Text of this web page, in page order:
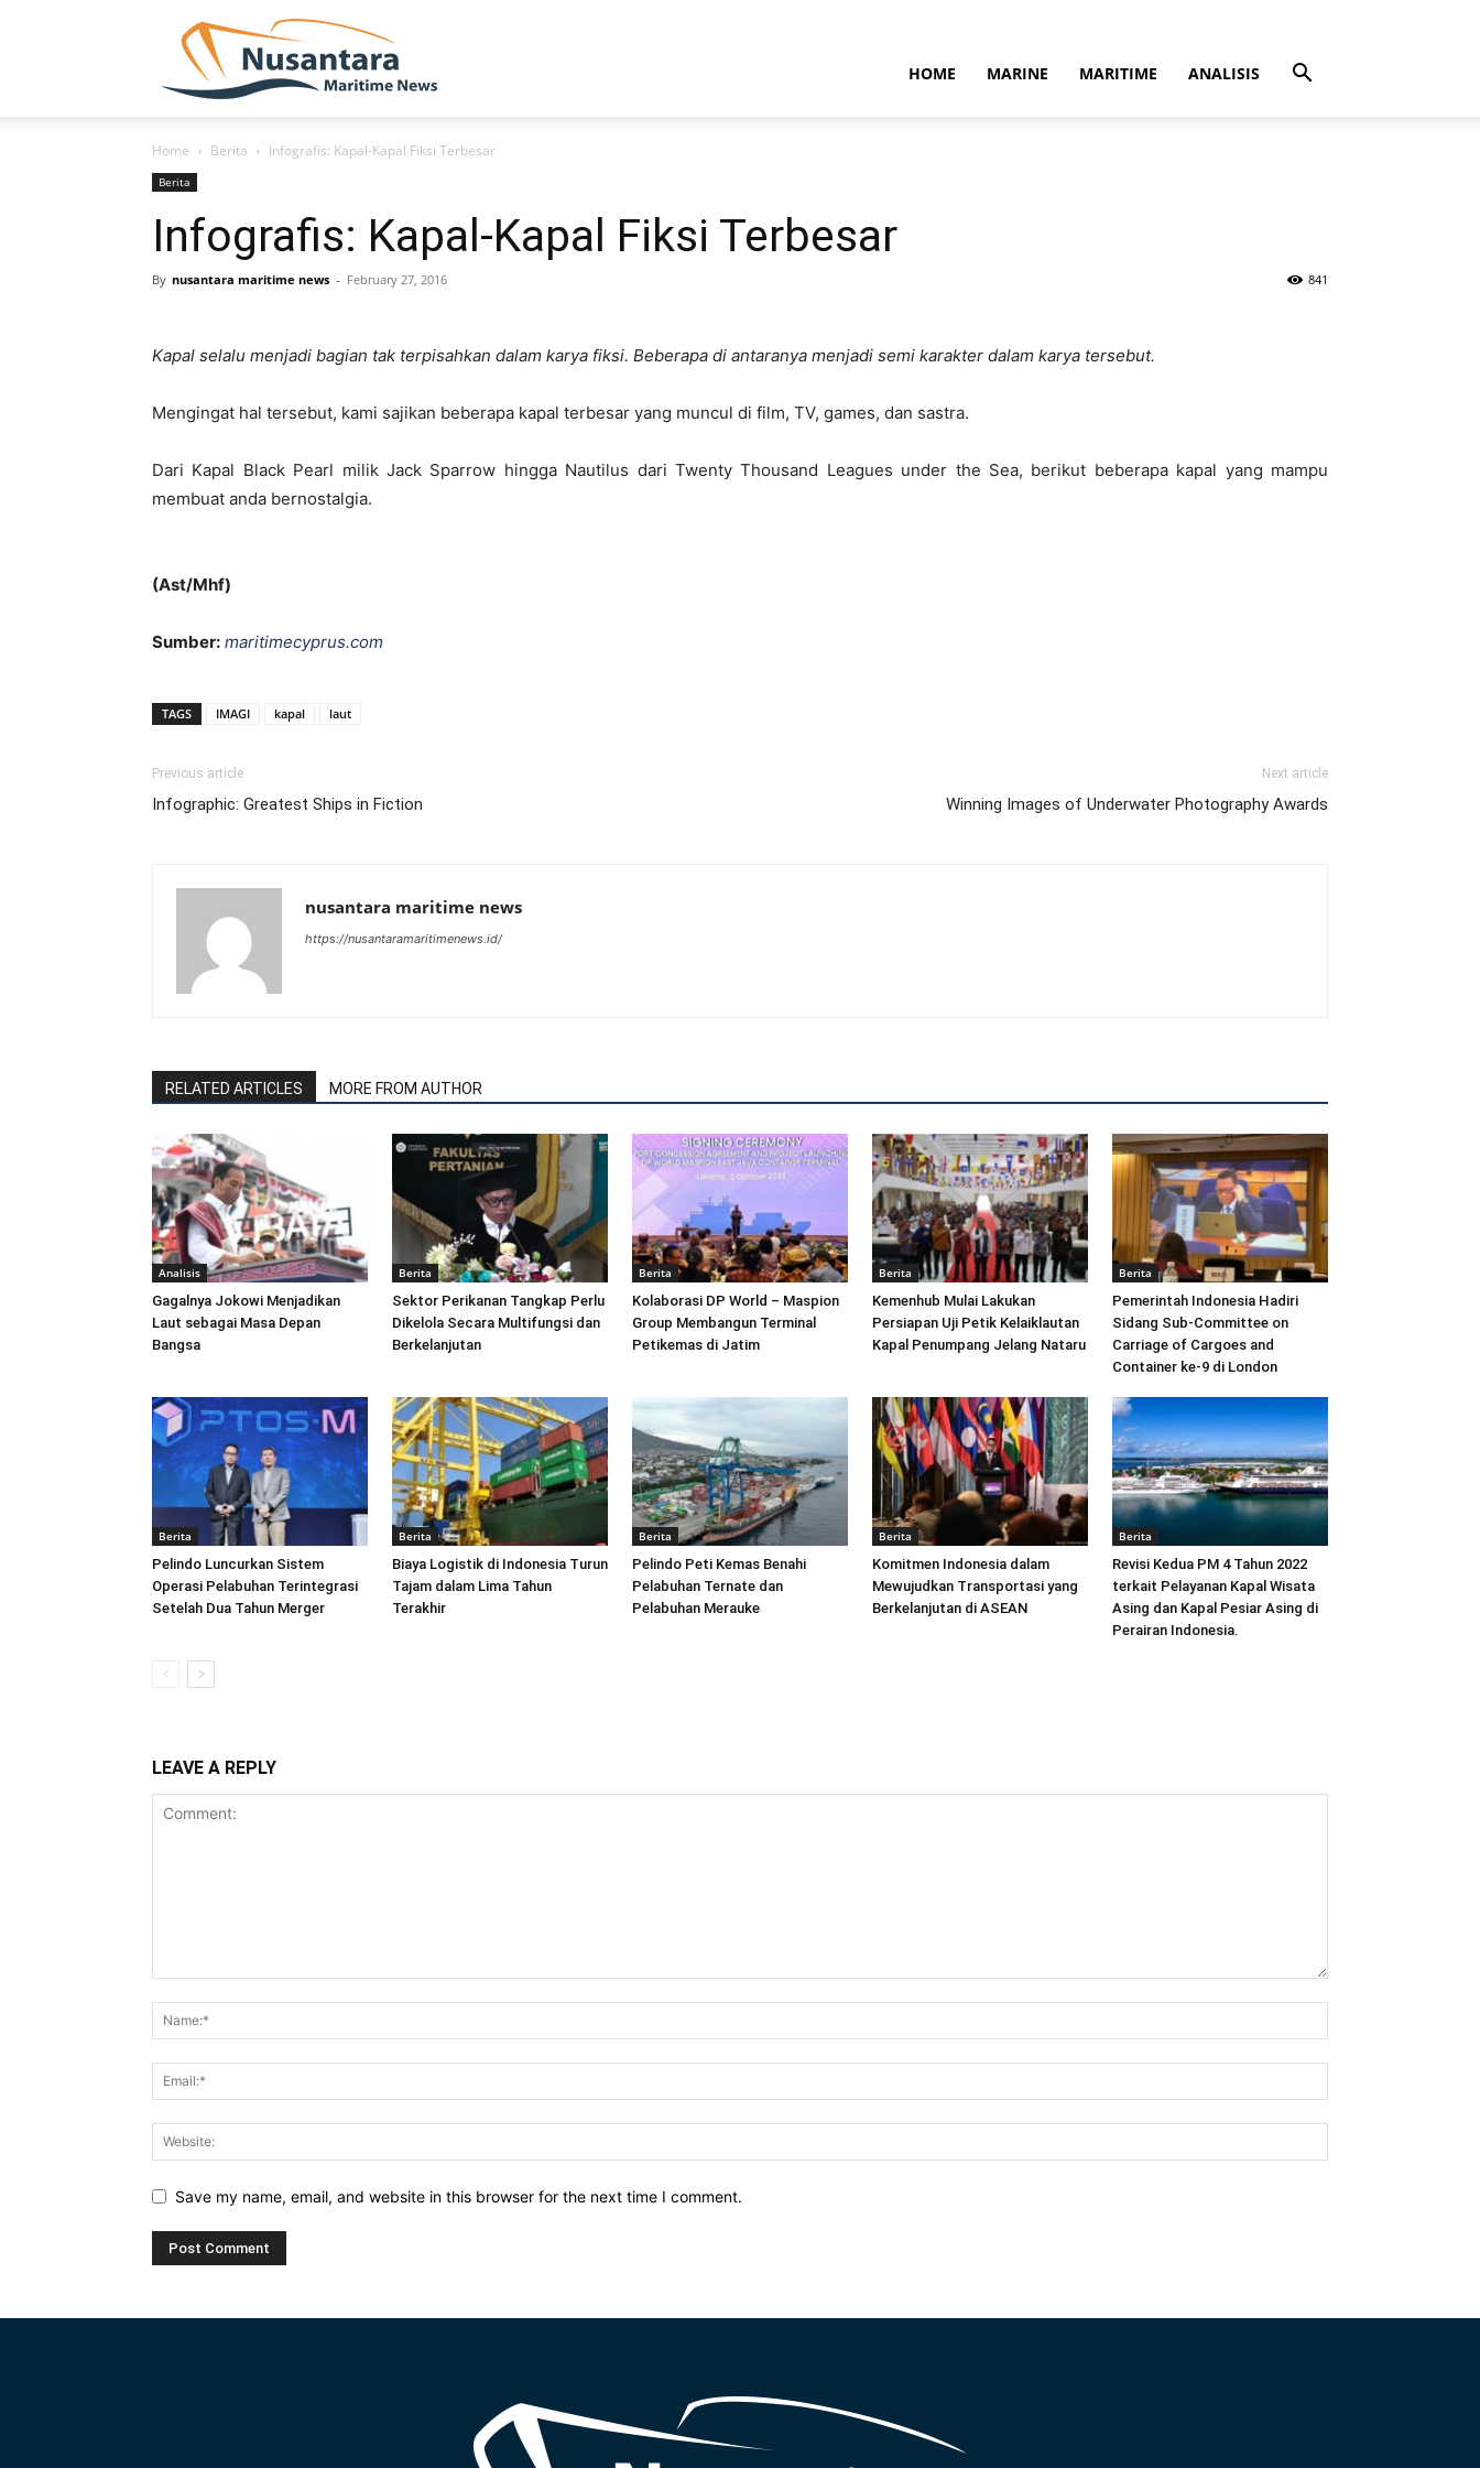
HOME MARINE MARITIME ANALISIS
Home Berita Infografis: Kapal-Kapal Fiksi Terbesar
Berita
Infografis: Kapal-Kapal Fiksi Terbesar
By nusantara maritime news - February 27, 2016 841
Kapal selalu menjadi bagian tak terpisahkan dalam karya fiksi. Beberapa di antaranya menjadi semi karakter dalam karya tersebut.
Mengingat hal tersebut, kami sajikan beberapa kapal terbesar yang muncul di film, TV, games, dan sastra.
Dari Kapal Black Pearl milik Jack Sparrow hingga Nautilus dari Twenty Thousand Leagues under the Sea, berikut beberapa kapal yang mampu
membuat anda bernostalgia.
(Ast/Mhf)
Sumber: maritimecyprus.com
TAGS IMAGI kapal laut
Previous article
Infographic: Greatest Ships in Fiction
Next article
Winning Images of Underwater Photography Awards
nusantara maritime news
https://nusantaramaritimenews.id/
RELATED ARTICLES MORE FROM AUTHOR
Analisis
Gagalnya Jokowi Menjadikan
Laut sebagai Masa Depan
Bangsa
Berita
Sektor Perikanan Tangkap Perlu
Dikelola Secara Multifungsi dan
Berkelanjutan
Berita
Kolaborasi DP World – Maspion
Group Membangun Terminal
Petikemas di Jatim
Berita
Kemenhub Mulai Lakukan
Persiapan Uji Petik Kelaiklautan
Kapal Penumpang Jelang Nataru
Berita
Pemerintah Indonesia Hadiri
Sidang Sub-Committee on
Carriage of Cargoes and
Container ke-9 di London
Berita
Pelindo Luncurkan Sistem
Operasi Pelabuhan Terintegrasi
Setelah Dua Tahun Merger
Berita
Biaya Logistik di Indonesia Turun
Tajam dalam Lima Tahun
Terakhir
Berita
Pelindo Peti Kemas Benahi
Pelabuhan Ternate dan
Pelabuhan Merauke
Berita
Komitmen Indonesia dalam
Mewujudkan Transportasi yang
Berkelanjutan di ASEAN
Berita
Revisi Kedua PM 4 Tahun 2022
terkait Pelayanan Kapal Wisata
Asing dan Kapal Pesiar Asing di
Perairan Indonesia.
LEAVE A REPLY
Save my name, email, and website in this browser for the next time I comment.